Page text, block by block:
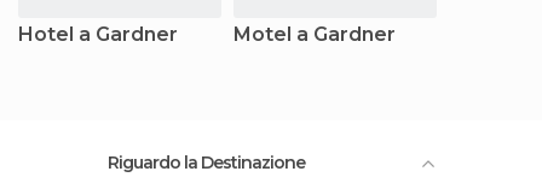
Hotel a Gardner Motel a Gardner
Riguardo la Destinazione